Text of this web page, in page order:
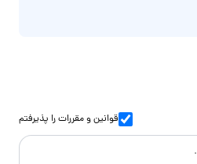
قوانین و مقرراترا پذیرفتم